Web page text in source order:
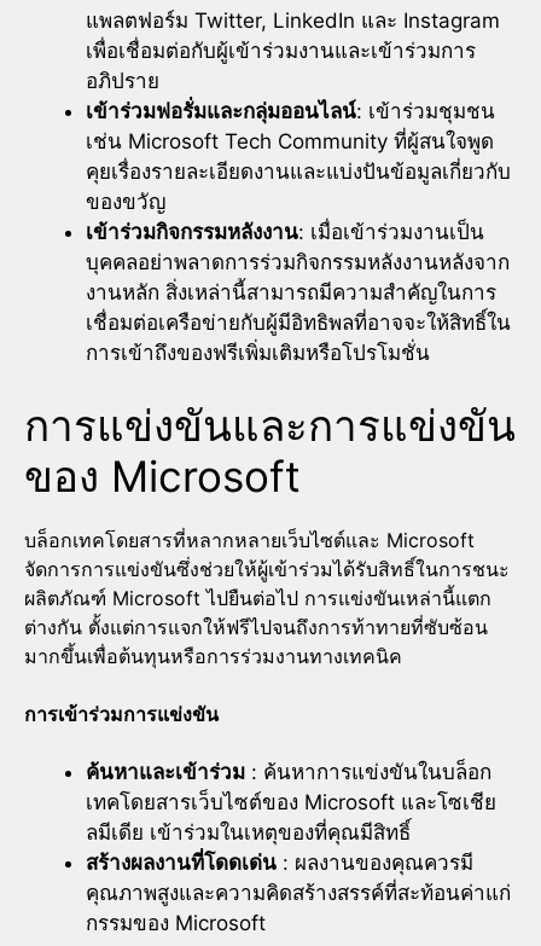
แพลตฟอร์ม Twitter, LinkedIn และ Instagram
เพื่อเชื่อมต่อกับผู้เข้าร่วมงานและเข้าร่วมการ
อภิปราย
เข้าร่วมฟอรั่มและกลุ่มออนไลน์: เข้าร่วมชุมชน
เช่น Microsoft Tech Community ที่ผู้สนใจพูด
คุยเรื่องรายละเอียดงานและแบ่งปันข้อมูลเกี่ยวกับ
ของขวัญ
เข้าร่วมกิจกรรมหลังงาน: เมื่อเข้าร่วมงานเป็น
บุคคลอย่าพลาดการร่วมกิจกรรมหลังงานหลังจาก
งานหลัก สิ่งเหล่านี้สามารถมีความสำคัญในการ
เชื่อมต่อเครือข่ายกับผู้มีอิทธิพลที่อาจจะให้สิทธิ์ใน
การเข้าถึงของฟรีเพิ่มเติมหรือโปรโมชั่น
การแข่งขันและการแข่งขัน
ของ Microsoft
บล็อกเทคโดยสารที่หลากหลายเว็บไซต์และ Microsoft
จัดการการแข่งขันซึ่งช่วยให้ผู้เข้าร่วมได้รับสิทธิ์ในการชนะ
ผลิตภัณฑ์ Microsoft ไปยืนต่อไป การแข่งขันเหล่านี้แตก
ต่างกัน ตั้งแต่การแจกให้ฟรีไปจนถึงการท้าทายที่ซับซ้อน
มากขึ้นเพื่อต้นทุนหรือการร่วมงานทางเทคนิค
การเข้าร่วมการแข่งขัน
ค้นหาและเข้าร่วม : ค้นหาการแข่งขันในบล็อก
เทคโดยสารเว็บไซต์ของ Microsoft และโซเชีย
ลมีเดีย เข้าร่วมในเหตุของที่คุณมีสิทธิ์
สร้างผลงานที่โดดเด่น : ผลงานของคุณควรมี
คุณภาพสูงและความคิดสร้างสรรค์ที่สะท้อนค่าแก่
กรรมของ Microsoft